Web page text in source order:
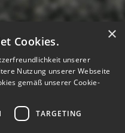
×
Cookies.
unserer
Nutzung unserer Webseite
gemäß unserer Cookie-
TARGETING